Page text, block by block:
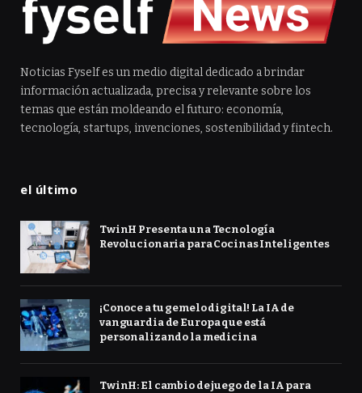
Noticias Fyself es un medio digital dedicado a brindar
información actualizada, precisa y relevante sobre los
temas que están moldeando el futuro: economía,
tecnología, startups, invenciones, sostenibilidad y fintech.
el último
TwinH Presenta una Tecnología
Revolucionaria para Cocinas Inteligentes
¡Conoce a tu gemelo digital! La IA de
vanguardia de Europa que está
personalizando la medicina
TwinH: El cambio de juego de la IA para